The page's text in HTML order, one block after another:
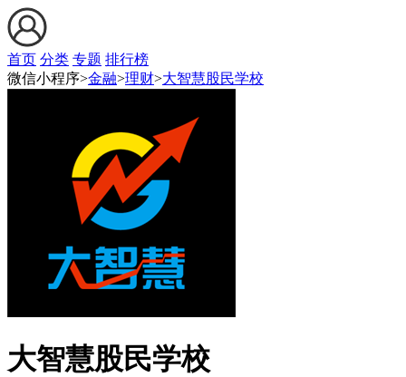
首页 分类 专题 排行榜
微信小程序>金融>理财>大智慧股民学校
大智慧股民学校